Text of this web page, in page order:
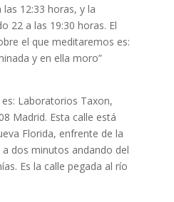
12:33 horas, y la
22 a las 19:30 horas. El
el que meditaremos es:
y en ella moro”
Laboratorios Taxon,
Madrid. Esta calle está
Florida, enfrente de la
dos minutos andando del
Es la calle pegada al río